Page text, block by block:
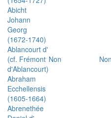
Abicht
Johann
Georg
(1672-1740)
Ablancourt d'
(cf. Frémont
d'Ablancourt)
Non Non
Abraham
Ecchellensis
(1605-1664)
Abrenethée